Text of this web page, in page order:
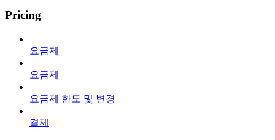
Pricing
요금제
요금제
요금제 한도 및 변경
결제